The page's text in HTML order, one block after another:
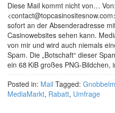
Diese Mail kommt nicht von…
sofort an der Absenderadresse
Casinowebsites sehen kann.
von mir und wird auch niemals
Spam. Die „Botschaft“ dieser
ein 68 KiB großes PNG-
Posted in: Mail Tagged:
MediaMarkt, Rabatt, Umfrage